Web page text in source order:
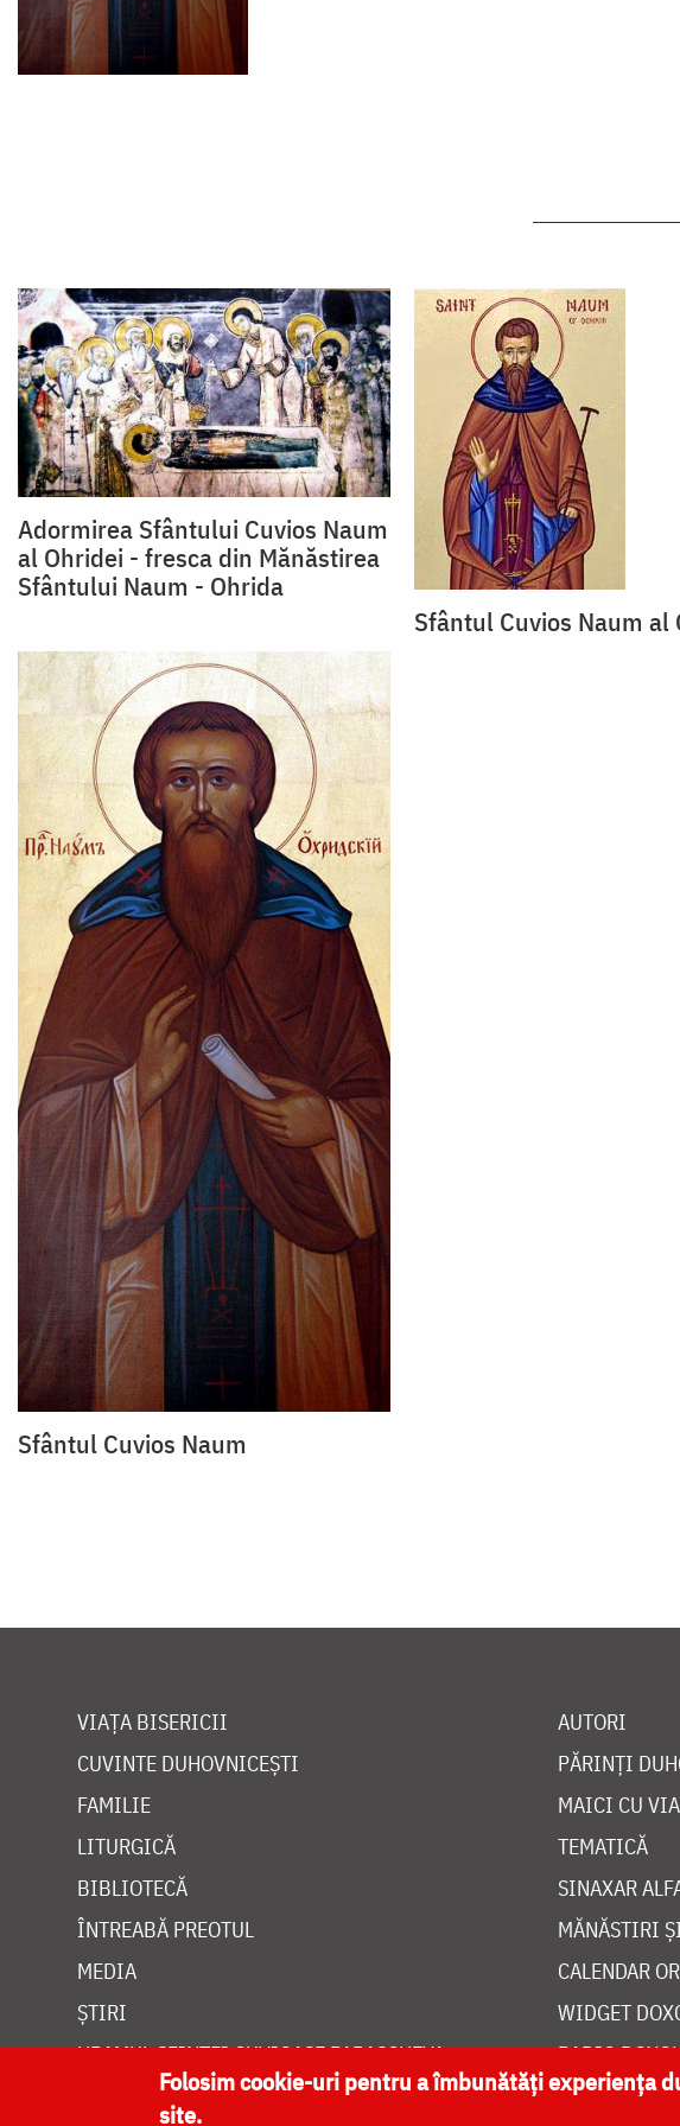
Adormirea Sfântului Cuvios Naum
al Ohridei - fresca din Mănăstirea
Sfântului Naum - Ohrida
Sfântul Cuvios Naum al
Sfântul Cuvios Naum
VIAȚA BISERICII
CUVINTE DUHOVNICEȘTI
FAMILIE
LITURGICĂ
BIBLIOTECĂ
ÎNTREABĂ PREOTUL
MEDIA
ȘTIRI
HRAMUL SFINTEI CUVIOASE PARASCHEVA
AUTORI
PĂRINȚI
MAICI CU
TEMATICĂ
SINAXAR
MĂNĂSTIRI
CALENDAR
WIDGET
RADIO
Folosim cookie-uri pentru a îmbunătăți experiența
site.